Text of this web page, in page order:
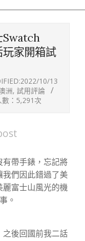
Swatch
家開箱試
2022/10/13
洲, 試用評論
數：5,291次
有帶手錶，忘記將
我們因此錯過了美
富士山風光的機
。
之後回國前我二話